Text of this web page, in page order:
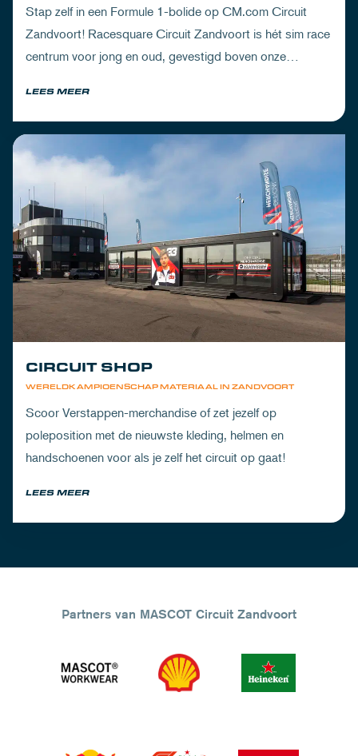
Stap zelf in een Formule 1-bolide op CM.com Circuit
Zandvoort! Racesquare Circuit Zandvoort is hét sim race
centrum voor jong en oud, gevestigd boven onze
LEES MEER
WERELDKAMPIOENSCHAP MATERIAAL IN ZANDVOORT
CIRCUIT SHOP
Scoor Verstappen-merchandise of zet jezelf op
poleposition met de nieuwste kleding, helmen en
handschoenen voor als je zelf het circuit op gaat!
LEES MEER
Partners van MASCOT Circuit Zandvoort